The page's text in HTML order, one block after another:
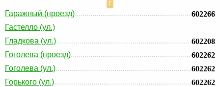
Г
Гаражный (проезд)
602266
Гастелло (ул.)
Гладкова (ул.)
602208
Гоголева (проезд)
602262
Гоголева (ул.)
602262
Горького (ул.)
602262